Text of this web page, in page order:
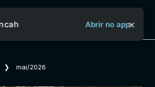
Sobre o Aya Bancah
Abrir no app×
❯ mai/2026